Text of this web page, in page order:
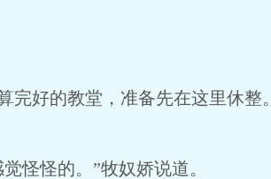
好的教堂，准备先在这里休整。
怪怪的。”牧奴娇说道。